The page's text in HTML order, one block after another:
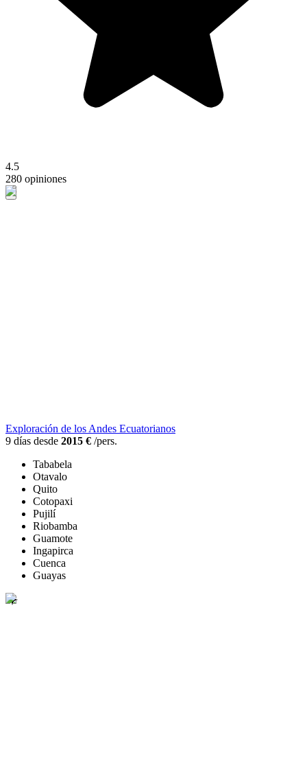
4.5
280 opiniones
Exploración de los Andes Ecuatorianos
9 días desde 2015 € /pers.
Tababela
Otavalo
Quito
Cotopaxi
Pujilí
Riobamba
Guamote
Ingapirca
Cuenca
Guayas